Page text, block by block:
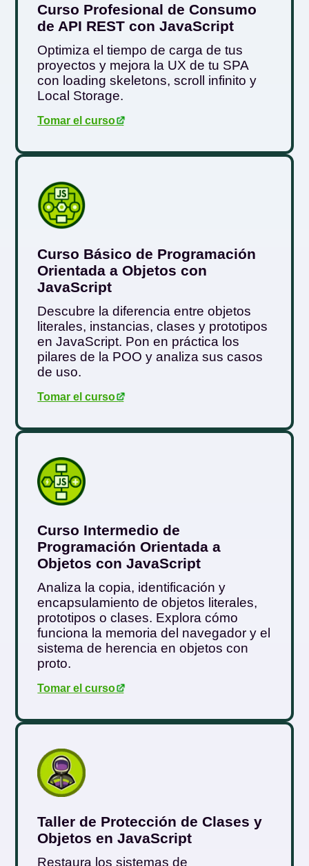
Curso Profesional de Consumo
de API REST con JavaScript
Optimiza el tiempo de carga de tus
proyectos y mejora la UX de tu SPA
con loading skeletons, scroll infinito y
Local Storage.
Tomar el curso.
Curso Básico de Programación
Orientada a Objetos con
JavaScript
Descubre la diferencia entre objetos
literales, instancias, clases y prototipos
en JavaScript. Pon en práctica los
pilares de la POO y analiza sus casos
de uso.
Tomar el curso.
Curso Intermedio de
Programación Orientada a
Objetos con JavaScript
Analiza la copia, identificación y
encapsulamiento de objetos literales,
prototipos o clases. Explora cómo
funciona la memoria del navegador y el
sistema de herencia en objetos con
proto.
Tomar el curso.
Taller de Protección de Clases y
Objetos en JavaScript
Restaura los sistemas de